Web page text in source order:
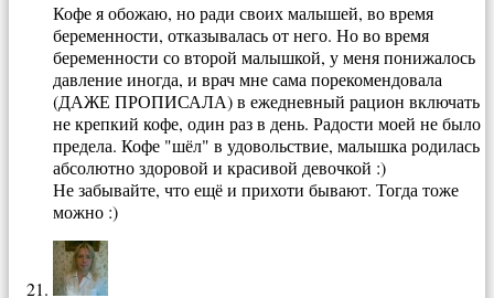
Кофе я обожаю, но ради своих малышей, во время
беременности, отказывалась от него. Но во время
беременности со второй малышкой, у меня понижалось
давление иногда, и врач мне сама порекомендовала
(ДАЖЕ ПРОПИСАЛА) в ежедневный рацион включать
не крепкий кофе, один раз в день. Радости моей не было
предела. Кофе "шёл" в удовольствие, малышка родилась
абсолютно здоровой и красивой девочкой :)
Не забывайте, что ещё и прихоти бывают. Тогда тоже
можно :)